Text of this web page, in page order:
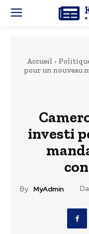
Accueil
pour un nouveau
investi
By: MyAdmin